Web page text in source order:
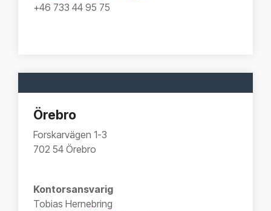
+46 733 44 95 75
Örebro
Forskarvägen 1-3
702 54 Örebro
Kontorsansvarig
Tobias Hernebring